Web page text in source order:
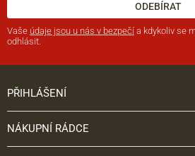
ODEBÍRAT
Vaše údaje jsou u nás v bezpečí a kdykoliv se
odhlásit.
PŘIHLÁŠENÍ
NÁKUPNÍ RÁDCE